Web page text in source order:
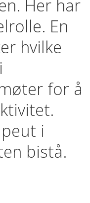
Her har
En
hvilke
for å
i
bistå.